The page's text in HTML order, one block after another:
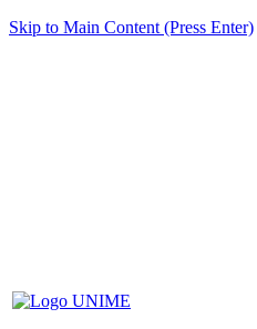
Skip to Main Content (Press Enter)